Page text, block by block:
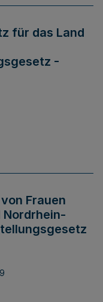
für das Land
-
Frauen
Nordrhein-